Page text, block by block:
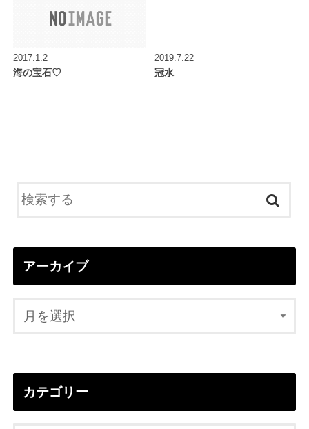
2017.1.2
海の宝石♡
2019.7.22
冠水
アーカイブ
カテゴリー